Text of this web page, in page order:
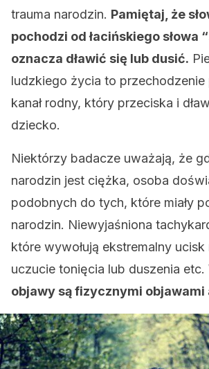
trauma narodzin. Pamiętaj, że
pochodzi od łacińskiego słowa “
oznacza dławić się lub dusić.
ludzkiego życia to przechodzenie
kanał rodny, który przeciska i
dziecko.
Niektórzy badacze uważają, że
narodzin jest ciężka, osoba
podobnych do tych, które miały
narodzin. Niewyjaśniona
które wywołują ekstremalny
uczucie tonięcia lub duszenia etc.
objawy są fizycznymi objawami